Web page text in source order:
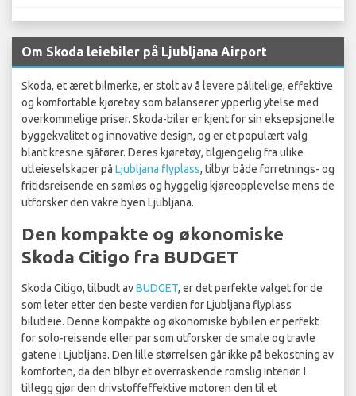
Om Skoda leiebiler på Ljubljana Airport
Skoda, et æret bilmerke, er stolt av å levere pålitelige, effektive
og komfortable kjøretøy som balanserer ypperlig ytelse med
overkommelige priser. Skoda-biler er kjent for sin eksepsjonelle
byggekvalitet og innovative design, og er et populært valg
blant kresne sjåfører. Deres kjøretøy, tilgjengelig fra ulike
utleieselskaper på Ljubljana flyplass, tilbyr både forretnings- og
fritidsreisende en sømløs og hyggelig kjøreopplevelse mens de
utforsker den vakre byen Ljubljana.
Den kompakte og økonomiske
Skoda Citigo fra BUDGET
Skoda Citigo, tilbudt avBUDGET, er det perfekte valget for de
som leter etter den beste verdien for Ljubljana flyplass
bilutleie. Denne kompakte og økonomiske bybilen er perfekt
for solo-reisende eller par som utforsker de smale og travle
gatene i Ljubljana. Den lille størrelsen går ikke på bekostning av
komforten, da den tilbyr et overraskende romslig interiør. I
tillegg gjør den drivstoffeffektive motoren den til et